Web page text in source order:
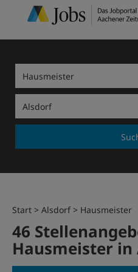
Start Alsdorf Hausmeister
46
Hausmeister in